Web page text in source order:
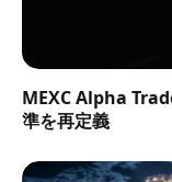
MEXC Alpha
準を再定義